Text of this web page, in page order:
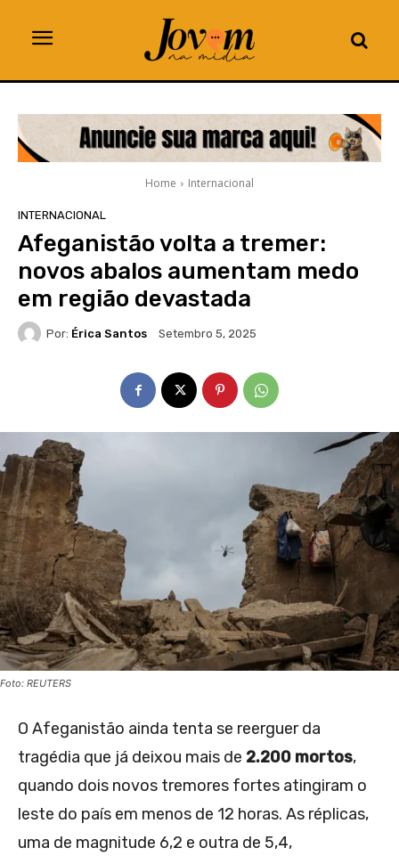
Home Internacional
INTERNACIONAL
Afeganistão volta a tremer:
novos abalos aumentam medo
em região devastada
Por: Érica Santos Setembro 5, 2025
Foto: REUTERS
O Afeganistão ainda tenta se reerguer da
tragédia que já deixou mais de 2.200 mortos,
quando dois novos tremores fortes atingiram o
leste do país em menos de 12 horas. As réplicas,
uma de magnitude 6,2 e outra de 5,4,